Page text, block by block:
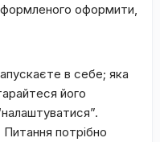
оформити,
в себе; яка
його
потрібно